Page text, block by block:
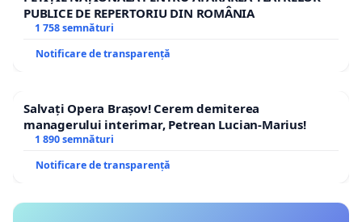
PUBLICE DE REPERTORIU DIN ROMÂNIA
1 758 semnături
Notificare de transparență
Salvați Opera Brașov! Cerem demiterea
managerului interimar, Petrean Lucian-Marius!
1 890 semnături
Notificare de transparență